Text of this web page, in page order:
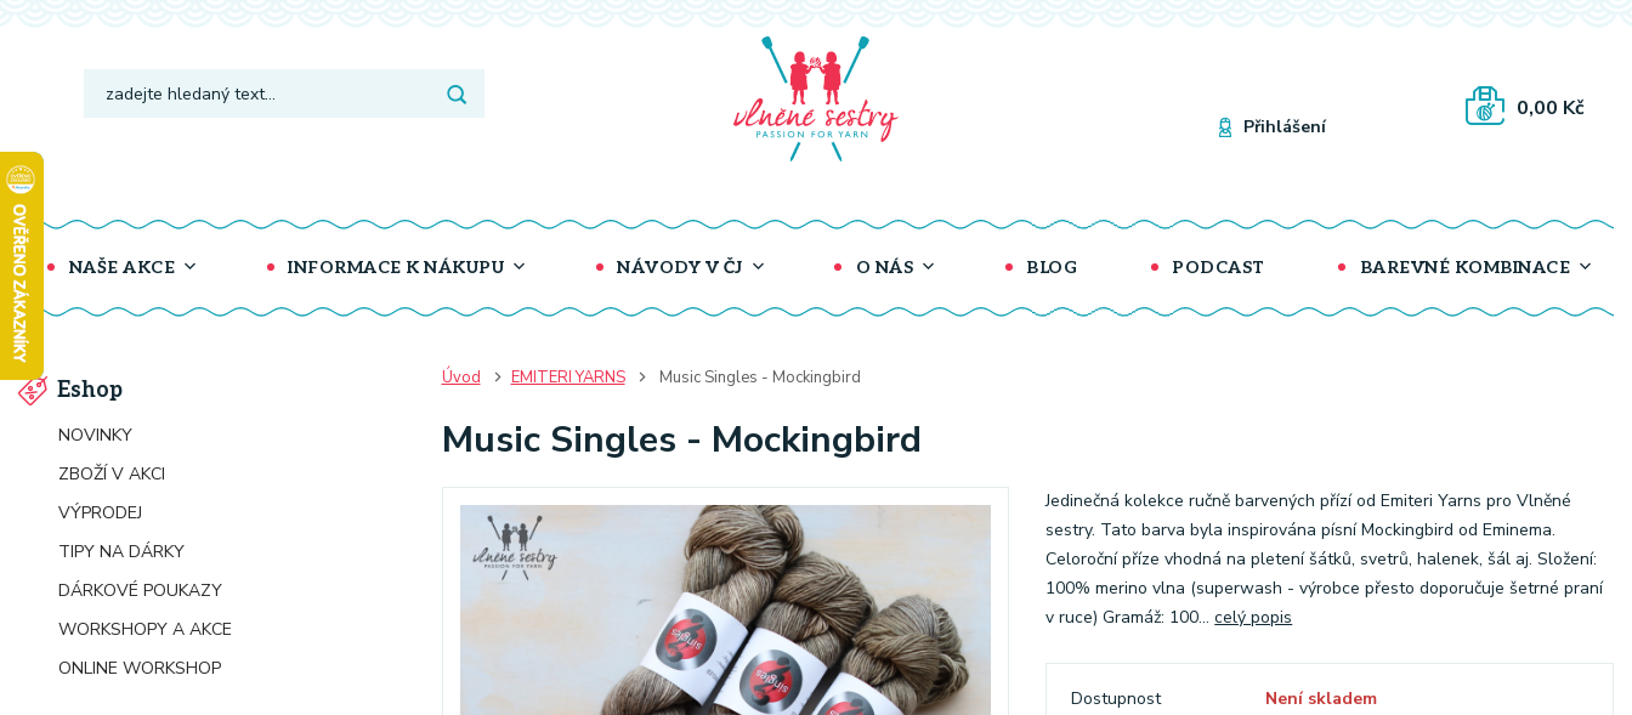
NAŠE AKCE INFORMACE K NÁKUPU NÁVODY V ČJ O NÁS BLOG PODCAST BAREVNÉ KOMBINACE
Přihlášení
0,00 Kč
Eshop
NOVINKY
ZBOŽÍ V AKCI
VÝPRODEJ
TIPY NA DÁRKY
DÁRKOVÉ POUKAZY
WORKSHOPY A AKCE
ONLINE WORKSHOP
Úvod EMITERI YARNS Music Singles - Mockingbird
Music Singles - Mockingbird
Jedinečná kolekce ručně barvených přízí od Emiteri Yarns pro Vlněné
sestry. Tato barva byla inspirována písní Mockingbird od Eminema.
Celoroční příze vhodná na pletení šátků, svetrů, halenek, šál aj. Složení:
100% merino vlna (superwash - výrobce přesto doporučuje šetrné praní
v ruce) Gramáž: 100...celý popis
Dostupnost
Není skladem